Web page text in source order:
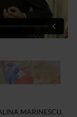
MARINESCU,